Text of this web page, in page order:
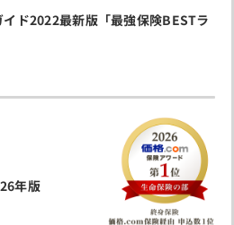
ド2022最新版「最強保険BESTラ
年版